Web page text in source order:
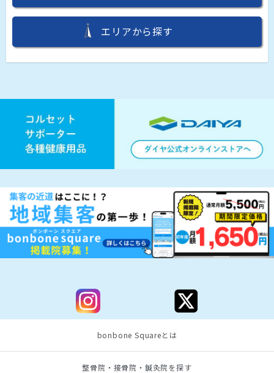
エリアから探す
bonbone Squareとは
整骨院・接骨院・鍼灸院を探す